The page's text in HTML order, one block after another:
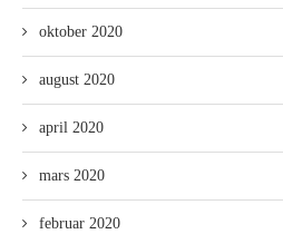
oktober 2020
august 2020
april 2020
mars 2020
februar 2020